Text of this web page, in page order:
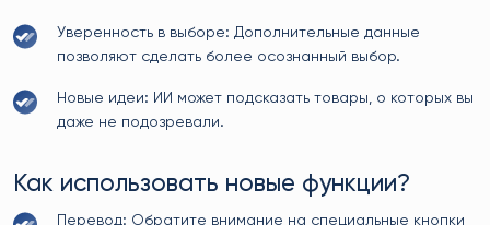
Уверенность в выборе: Дополнительные данные
позволяют сделать более осознанный выбор.
Новые идеи: ИИ может подсказать товары, о которых вы
даже не подозревали.
Как использовать новые функции?
Перевод: Обратите внимание на специальные кнопки